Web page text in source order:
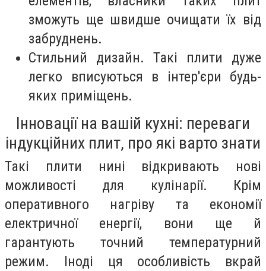
зможуть ще швидше очищати їх від
забруднень.
Стильний дизайн. Такі плити дуже
легко вписуються в інтер'єри будь-
яких приміщень.
Інновації на вашій кухні: переваги
індукційних плит, про які варто знати
Такі плити нині відкривають нові
можливості для кулінарії. Крім
оперативного нагріву та економії
електричної енергії, вони ще й
гарантують точний температурний
режим. Іноді ця особливість вкрай